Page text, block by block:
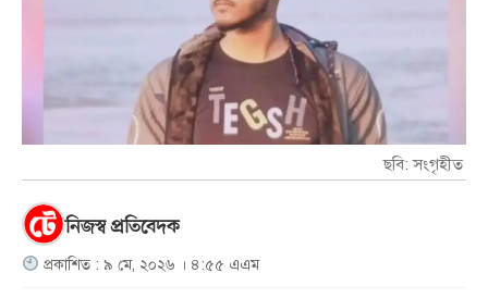
ছবি: সংগৃহীত
নিজস্ব প্রতিবেদক
প্রকাশিত : ৯ মে, ২০২৬ । ৪:৫৫ এএম